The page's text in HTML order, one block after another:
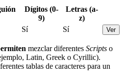
Dígitos (0-
9)
Letras (a-
z)
Sí Sí Ver
mezclar diferentes Scripts o
Latin, Greek o Cyrillic).
tablas de caracteres para un